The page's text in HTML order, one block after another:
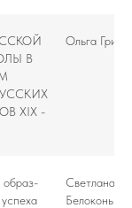
В
XIX -
Ольга
образ-
Светлана
Белоконь